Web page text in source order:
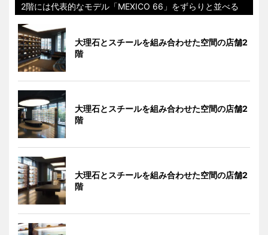
2階には代表的なモデル「MEXICO 66」をずらりと並べる
大理石とスチールを組み合わせた空間の店舗2
階
大理石とスチールを組み合わせた空間の店舗2
階
大理石とスチールを組み合わせた空間の店舗2
階